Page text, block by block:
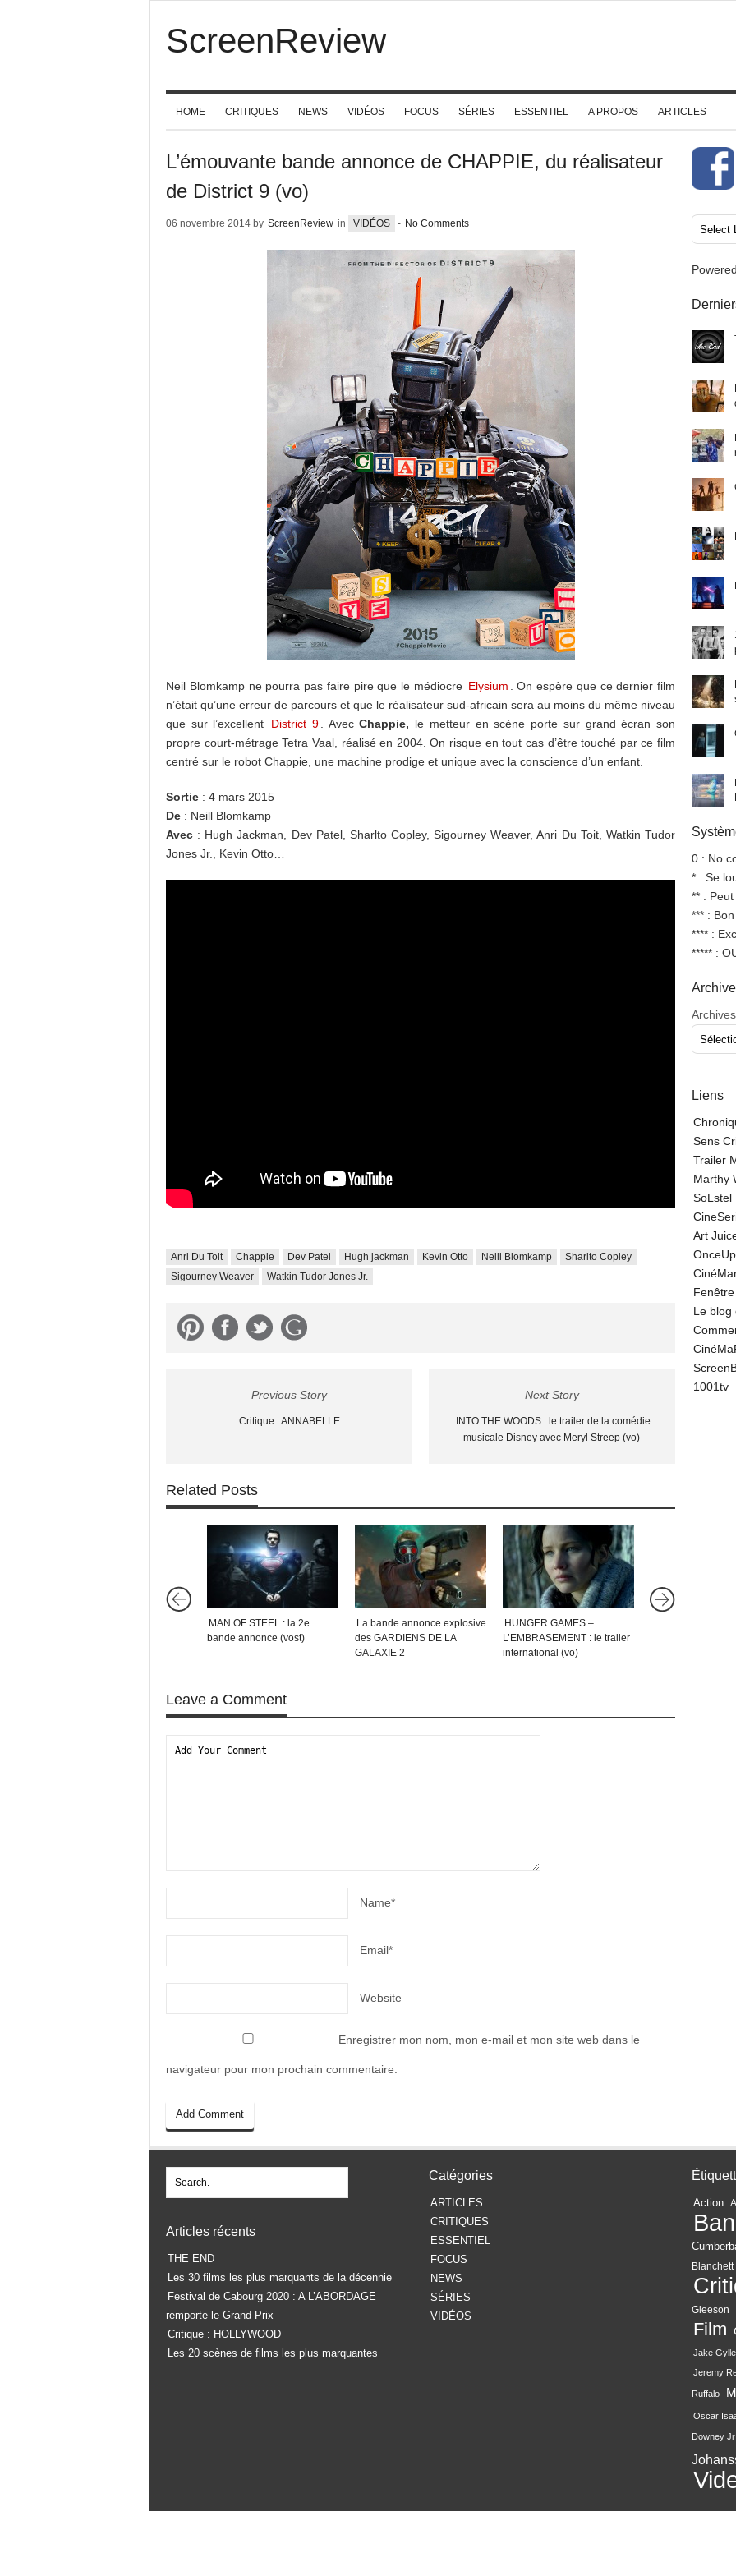
ScreenReview
HOME CRITIQUES NEWS VIDÉOS FOCUS SÉRIES ESSENTIEL A PROPOS ARTICLES
L’émouvante bande annonce de CHAPPIE, du réalisateur
de District 9 (vo)
06 novembre 2014 by ScreenReview in VIDÉOS - No Comments
Neil Blomkamp ne pourra pas faire pire que le médiocre Elysium
. On espère que ce dernier film
n’était qu’une erreur de parcours et que le réalisateur sud-africain sera au moins du même niveau
que sur l’excellent
District 9 . AvecChappie, le metteur en scène porte sur grand écran son
propre court-métrage Tetra Vaal, réalisé en 2004. On risque en tout cas d’être touché par ce film
centré sur le robot Chappie, une machine prodige et unique avec la conscience d’un enfant.
Sortie : 4 mars 2015
De : Neill Blomkamp
Avec : Hugh Jackman, Dev Patel, Sharlto Copley, Sigourney Weaver, Anri Du Toit, Watkin Tudor
Jones Jr., Kevin Otto…
Anri Du Toit Chappie Dev Patel Hugh jackman Kevin Otto Neill Blomkamp
Sharlto Copley
Sigourney Weaver
Watkin Tudor Jones Jr.
Previous Story
Critique : ANNABELLE
Next Story
INTO THE WOODS : le trailer de la comédie
musicale Disney avec Meryl Streep (vo)
Related Posts
MAN OF STEEL : la 2e
bande annonce (vost)
La bande annonce explosive
des GARDIENS DE LA
GALAXIE 2
HUNGER GAMES –
L’EMBRASEMENT : le trailer
international (vo)
Leave a Comment
Name*
Email*
Website
Enregistrer mon nom, mon e-mail et mon site web dans le
navigateur pour mon prochain commentaire.
0 : No
* : Se
** :
*** :
**** :
***** :
Archives
Liens
Sens
Trailer
Marthy
SoLstel
Art
Le blog
1001tv
Articles récents
THE END
Les 30 films les plus marquants de la décennie
Festival de Cabourg 2020 : A L’ABORDAGE
remporte le Grand Prix
Critique : HOLLYWOOD
Les 20 scènes de films les plus marquantes
Catégories
ARTICLES
CRITIQUES
ESSENTIEL
FOCUS
NEWS
SÉRIES
VIDÉOS
Action
Blanchett
Gleeson
Film
Jake
Jeremy
Ruffalo
Oscar
Downey Jr